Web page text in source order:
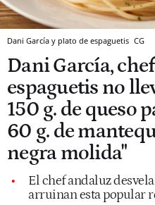
Dani García y plato de espaguetis CG
Dani García,
espaguetis no
150 g. de queso
60 g. de
negra molida"
El chef andaluz
arruinan esta popular